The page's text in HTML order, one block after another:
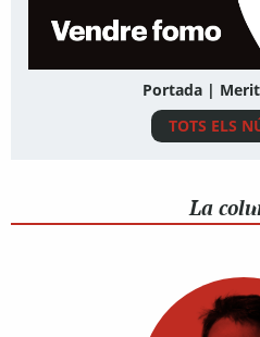
Portada |
TOTS ELS
La